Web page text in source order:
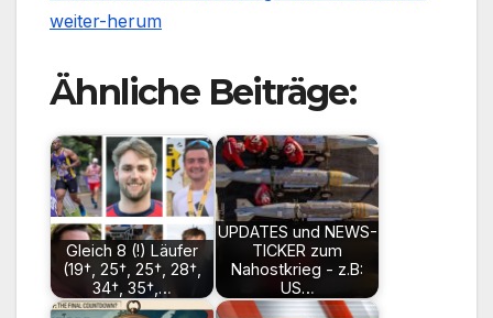
weiter-herum
Ähnliche Beiträge:
Gleich 8 (!) Läufer
(19†, 25†, 25†, 28†,
34†, 35†,…
UPDATES und NEWS-
TICKER zum
Nahostkrieg - z.B:
US…